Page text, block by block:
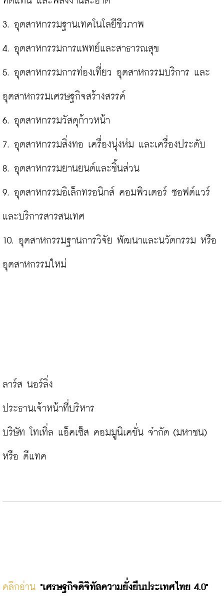
3. อุตสาหกรรมฐานเทคโนโลยีชีวภาพ
4. อุตสาหกรรมการแพทย์และสาธารณสุข
5. อุตสาหกรรมการท่องเที่ยว อุตสาหกรรมบริการ และ
อุตสาหกรรมเศรษฐกิจสร้างสรรค์
6. อุตสาหกรรมวัสดุก้าวหน้า
7. อุตสาหกรรมสิ่งทอ เครื่องนุ่งห่ม และเครื่องประดับ
8. อุตสาหกรรมยานยนต์และชิ้นส่วน
9. อุตสาหกรรมอิเล็กทรอนิกส์ คอมพิวเตอร์ ซอฟต์แวร์
และบริการสารสนเทศ
10. อุตสาหกรรมฐานการวิจัย พัฒนาและนวัตกรรม หรือ
อุตสาหกรรมใหม่
ลาร์ส นอร์ลิ่ง
ประธานเจ้าหน้าที่บริหาร
บริษัท โทเทิ่ล แอ็คเซ็ส คอมมูนิเคชั่น จำกัด (มหาชน)
หรือ ดีแทค
คลิกอ่าน "เศรษฐกิจดิจิทัลความยั่งยืนประเทศไทย 4.0"